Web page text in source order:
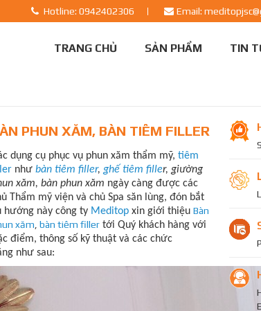
Hotline: 0942402306 Email:
TRANG CHỦ SẢN PHẨM TIN
PHUN XĂM, BÀN TIÊM FILLER
dụng cụ phục vụ phun xăm thẩm mỹ, tiêm
như bàn tiêm filler, ghế tiêm filler, giường
xăm, bàn phun xăm ngày càng được các
Thẩm mỹ viện và chủ Spa săn lùng, đón bắt
hướng này công ty Meditop xin giới thiệu Bàn
xăm bàn tiêm filler tới Quý khách hàng với
điểm, thông số kỹ thuật và các chức
như sau: